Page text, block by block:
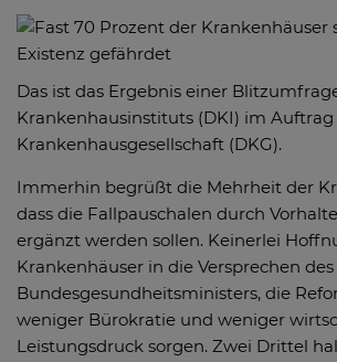
Das ist das Ergebnis einer
Krankenhausinstituts (DKI) im
Krankenhausgesellschaft (DKG).
Immerhin begrüßt die Mehrheit der
dass die Fallpauschalen durch
ergänzt werden sollen. Keinerlei
Krankenhäuser in die Versprechen des
Bundesgesundheitsministers, die
weniger Bürokratie und weniger
Leistungsdruck sorgen. Zwei Drittel